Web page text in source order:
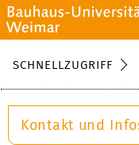
SCHNELLZUGRIFF
Kontakt und